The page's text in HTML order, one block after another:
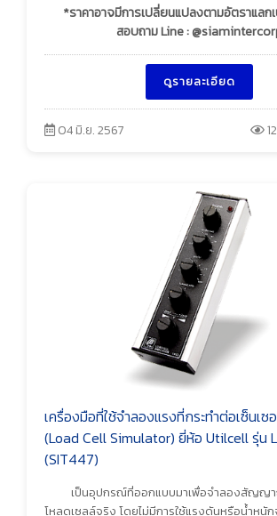
*ราคาอาจมีการเปลี่ยนแปลงตามอัตราแลก
สอบถาม Line :
ดูรายละเอียด
04 มิ.ย. 2567
เครื่องมือที่ใช้จำลองแรงที่กระทำต่อเซ็นเซ
(Load Cell Simulator) ยี่ห้อ Utilcell รุ่น
(SIT447)
เป็นอุปกรณ์ที่ออกแบบมาเพื่อจำลองสัญญ
โหลดเซลล์จริง โดยไม่มีการใช้แรงดันหรือน้ำหนัก